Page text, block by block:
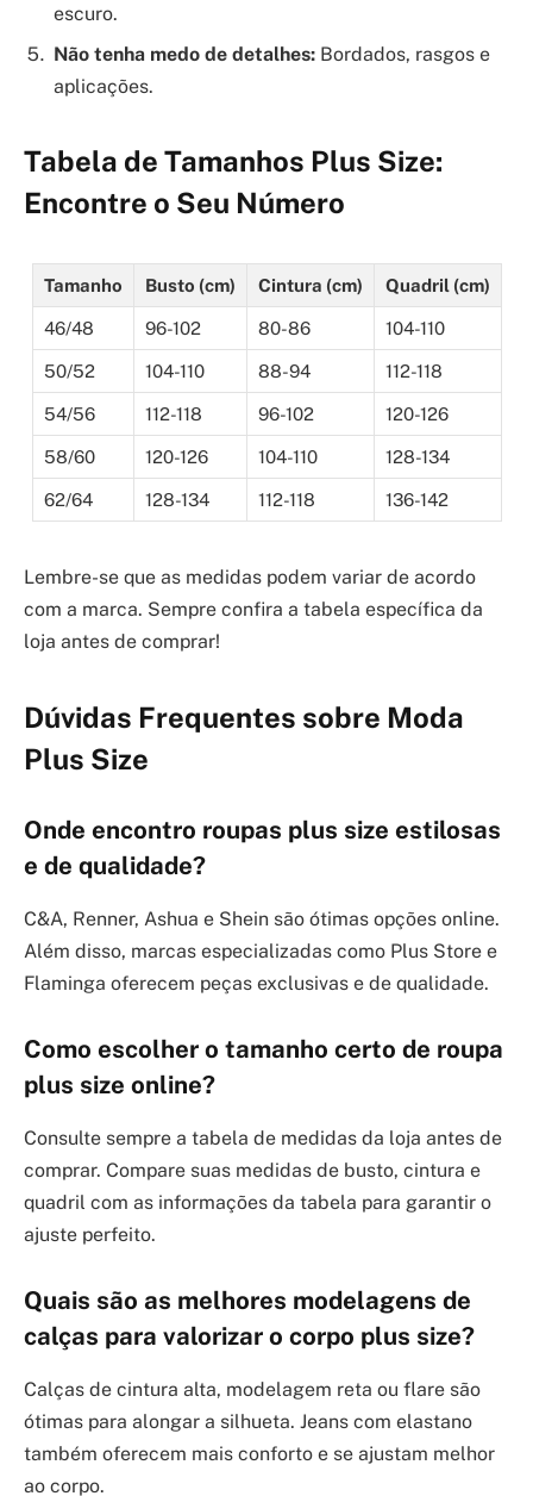
escuro.
Não tenha medo de detalhes: Bordados, rasgos e
aplicações.
Tabela de Tamanhos Plus Size:
Encontre o Seu Número
Tamanho Busto (cm) Cintura (cm) Quadril (cm)
46/48 96-102 80-86 104-110
50/52 104-110 88-94 112-118
54/56 112-118 96-102 120-126
58/60 120-126 104-110 128-134
62/64 128-134 112-118 136-142
Lembre-se que as medidas podem variar de acordo
com a marca. Sempre confira a tabela específica da
loja antes de comprar!
Dúvidas Frequentes sobre Moda
Plus Size
Onde encontro roupas plus size estilosas
e de qualidade?
C&A, Renner, Ashua e Shein são ótimas opções online.
Além disso, marcas especializadas como Plus Store e
Flaminga oferecem peças exclusivas e de qualidade.
Como escolher o tamanho certo de roupa
plus size online?
Consulte sempre a tabela de medidas da loja antes de
comprar. Compare suas medidas de busto, cintura e
quadril com as informações da tabela para garantir o
ajuste perfeito.
Quais são as melhores modelagens de
calças para valorizar o corpo plus size?
Calças de cintura alta, modelagem reta ou flare são
ótimas para alongar a silhueta. Jeans com elastano
também oferecem mais conforto e se ajustam melhor
ao corpo.